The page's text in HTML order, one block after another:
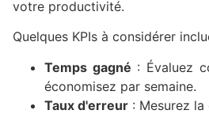
votre productivité.
Quelques KPIs à considérer
Temps gagné : Évaluez
économisez par semaine.
Taux d'erreur : Mesurez